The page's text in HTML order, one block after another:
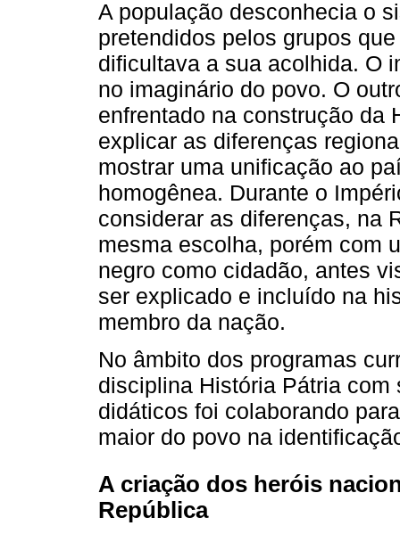
A população desconhecia o
pretendidos pelos grupos
dificultava a sua acolhida. O
no imaginário do povo. O
enfrentado na construção da
explicar as diferenças
mostrar uma unificação ao
homogênea. Durante o
considerar as diferenças, na
mesma escolha, porém com
negro como cidadão, antes
ser explicado e incluído na
membro da nação.
No âmbito dos programas
disciplina História Pátria
didáticos foi colaborando
maior do povo na
A criação dos heróis
República